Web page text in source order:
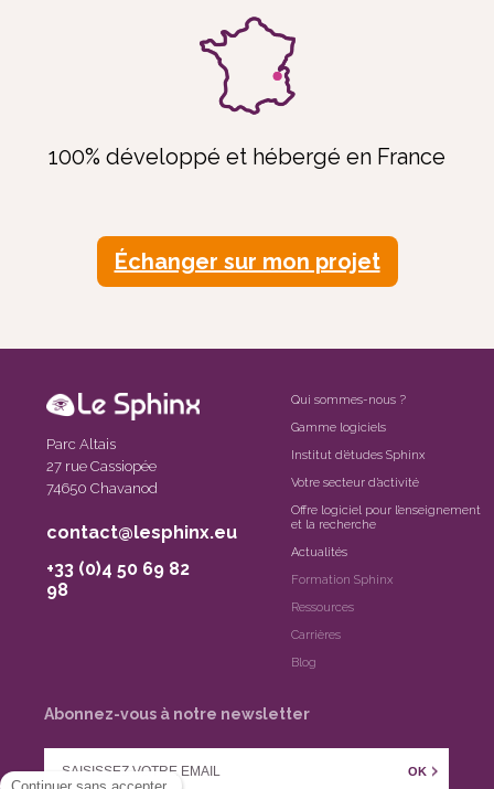
100% développé et hébergé en France
Échanger sur mon projet
Parc Altais
27 rue Cassiopée
74650 Chavanod
contact@lesphinx.eu
+33 (0)4 50 69 82
98
Qui sommes-nous ?
Gamme logiciels
Institut d’études Sphinx
Votre secteur d’activité
Offre logiciel pour l’enseignement
et la recherche
Actualités
Formation Sphinx
Ressources
Carrières
Blog
Abonnez-vous à notre newsletter
OK